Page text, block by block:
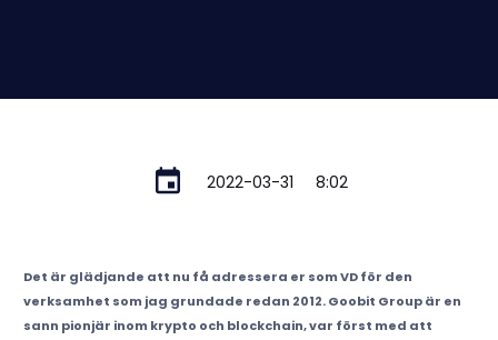
2022-03-31 8:02
Det är glädjande att nu få adressera er som VD för den
verksamhet som jag grundade redan 2012. Goobit Group är en
sann pionjär inom krypto och blockchain, var först med att